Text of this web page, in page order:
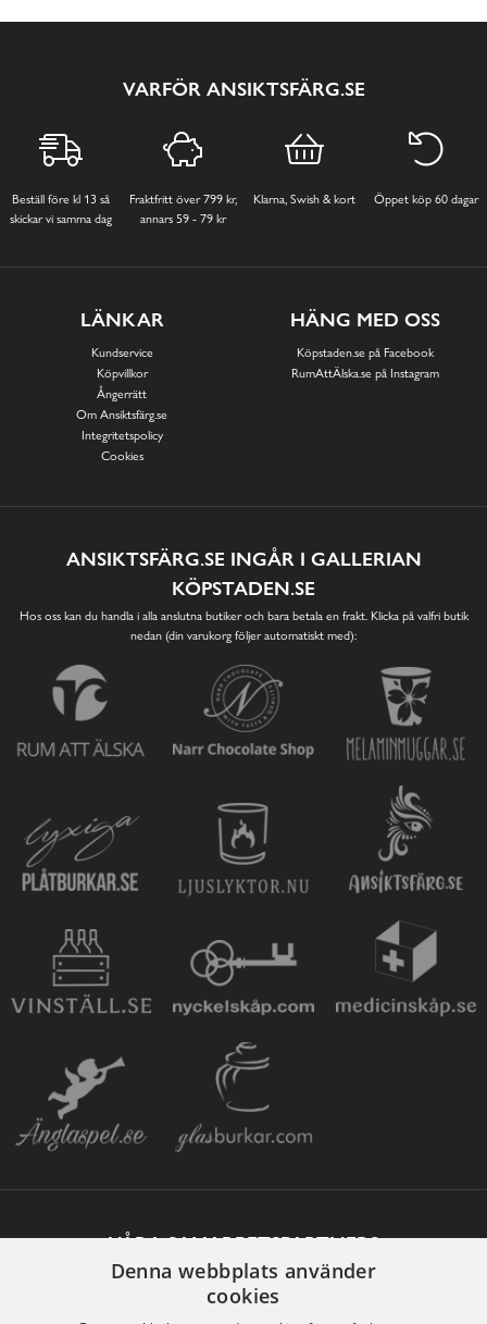
VARFÖR ANSIKTSFÄRG.SE
Beställ före kl 13 så
skickar vi samma dag
Fraktfritt över 799 kr,
annars 59 - 79 kr
Klarna, Swish & kort Öppet köp 60 dagar
LÄNKAR
Kundservice
Köpvillkor
Ångerrätt
Om Ansiktsfärg.se
Integritetspolicy
Cookies
HÄNG MED OSS
Köpstaden.se på Facebook
RumAttÄlska.se på Instagram
ANSIKTSFÄRG.SE INGÅR I GALLERIAN
KÖPSTADEN.SE
Hos oss kan du handla i alla anslutna butiker och bara betala en frakt. Klicka på valfri butik
nedan (din varukorg följer automatiskt med):
VÅRA SAMARBETSPARTNERS
Denna webbplats använder
cookies